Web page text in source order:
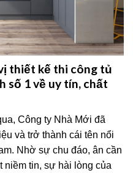
thiết kế thi công tủ
số 1 về uy tín, chất
Công ty Nhà Mới đã
và trở thành cái tên nổi
Nhờ sự chu đáo, ân cần
niềm tin, sự hài lòng của